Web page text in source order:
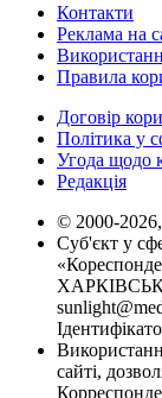
Контакти
Реклама на
Правила
Договір
Політика у
Угода щодо
Редакція
© 2000-
Суб'єкт у
сайті,